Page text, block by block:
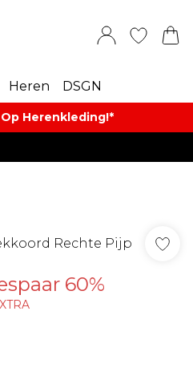
Heren DSGN
Herenkleding​!*​
Rechte Pijp
60%